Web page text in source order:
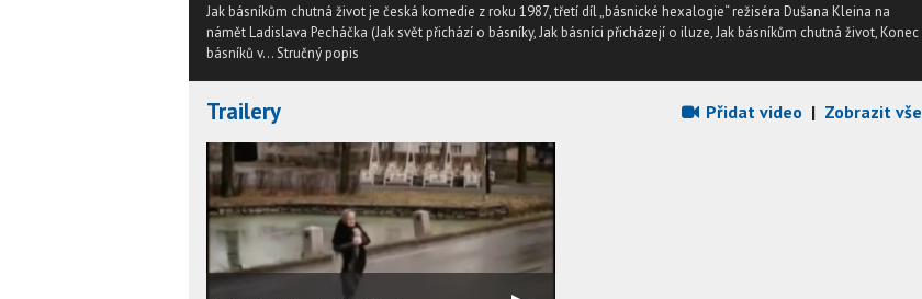
Jak básníkům chutná život je česká komedie z roku 1987, třetí díl „básnické hexalogie“ režiséra Dušana Kleina na
námět Ladislava Pecháčka (Jak svět přichází o básníky, Jak básníci přicházejí o iluze, Jak básníkům chutná život, Konec
básníků v...Stručný popis
Trailery Přidat video | Zobrazit vše